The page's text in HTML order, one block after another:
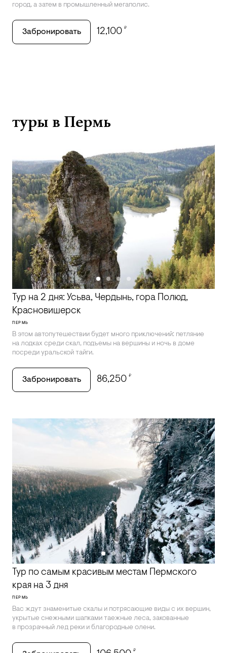
город, а затем в промышленный мегаполис.
Забронировать 12,100 ₽
туры в Пермь
Тур на 2 дня: Усьва, Чердынь, гора Полюд,
Красновишерск
ПЕРМЬ
В этом автопутешествии будет много приключений: петляние
на лодках среди скал, подъемы на вершины и ночь в доме
посреди уральской тайги.
Забронировать 86,250 ₽
Тур по самым красивым местам Пермского
края на 3 дня
ПЕРМЬ
Вас ждут знаменитые скалы и потрясающие виды с их вершин,
укрытые снежными шапками таежные леса, закованные
в прозрачный лед реки и благородные олени.
₽